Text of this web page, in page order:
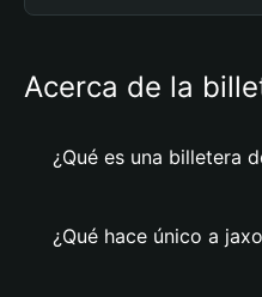
Acerca de la
¿Qué es una billetera
¿Qué hace único a